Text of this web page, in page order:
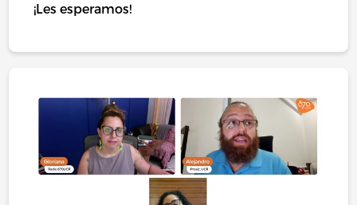
¡Les esperamos!